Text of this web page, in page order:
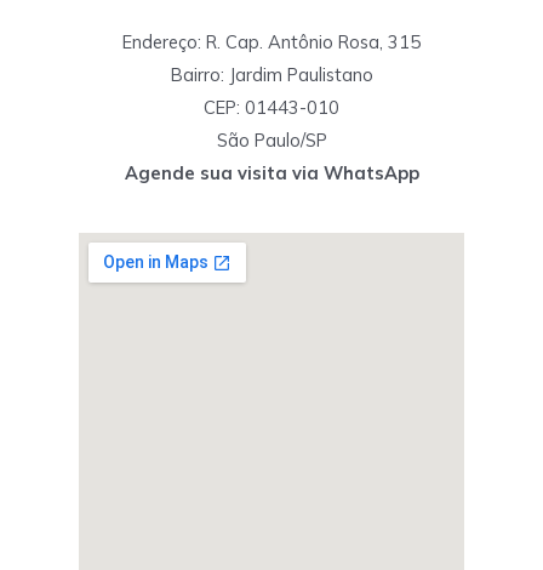
Endereço: R. Cap. Antônio Rosa, 315
Bairro: Jardim Paulistano
CEP: 01443-010
São Paulo/SP
Agende sua visita via WhatsApp